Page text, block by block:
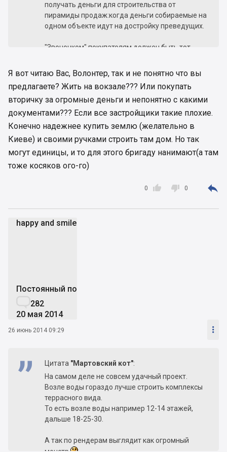
получать деньги для строительства от
пирамиды продаж:когда деньги собираемые на
одном объекте идут на достройку преведущих.
"Звоночком" покупателям должен быть тот
внедрения на первичку КРЖН с нуля и до
заселения ещё не довёл не один объект.
И вероятность покупателей УКРБУД делить
судьбу покупателей УКО (годами ждущих
обещанного заселения) очень велика.
Я вот читаю Вас, Волонтер, так и не понятно что вы
предлагаете? Жить на вокзале??? Или покупать
вторичку за огромные деньги и непонятно с какими
документами??? Если все застройщики такие плохие.
Конечно надежнее купить землю (желательно в
Киеве) и своими ручками строить там дом. Но так
могут единицы, и то для этого бригаду нанимают(а там
тоже косяков ого-го)

0  0 
happy and smile
Постоянный пользователь
282
20 мая 2014
26 июнь 2014 09:29 
Цитата "Мартовский кот":
На самом деле не совсем удачный проект.
Возле воды гораздо лучше строить комплексы
террасного вида.
То есть возле воды например 12-14 этажей,
дальше 18-25-30.
А так по рендерам выглядит как огромный